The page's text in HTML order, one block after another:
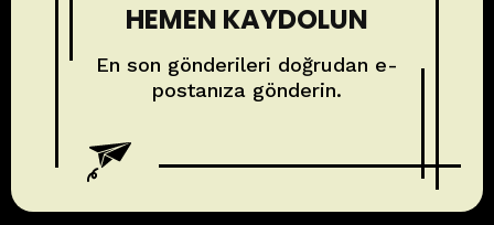
HEMEN KAYDOLUN
En son gönderileri doğrudan e-
postanıza gönderin.